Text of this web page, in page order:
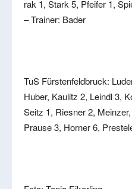
rak 1, Stark 5, Pfeifer 1,
– Trainer: Bader
TuS Fürstenfeldbruck:
Huber, Kaulitz 2, Leindl 3,
Seitz 1, Riesner 2,
Prause 3, Horner 6,